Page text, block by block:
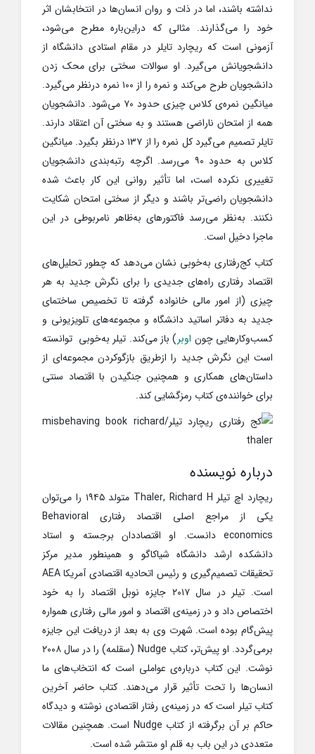
نداشته باشند، اما در ذات و روان انسان‌ها در انتخابشان اثر
خود را می‌گذارند. مثالی که دراین‌باره مطرح می‌شود،
آزمونی است که ریچارد تایلر در مقام استادی دانشگاه از
دانشجویانش می‌گیرد. او سوالات سختی برای محک زدن
دانشجویان طرح می‌کند و نمره را از ۱۰۰ نمره درنظر می‌گیرد.
میانگین نمره‌ی کلاس چیزی حدود ۷۰ می‌شود. دانشجویان
همه از امتحان ناراضی هستند و به سختی آن اعتقاد دارند.
تایلر تصمیم می‌گیرد کل نمره را از ۱۳۷ درنظر بگیرد. میانگین
کلاس به حدود ۹۰ می‌رسد. اگرچه رتبه‌بندی دانشجویان
تغییری نکرده است، اما تأثیر روانی این کار باعث شده
دانشجویان راضی‌تر باشند و دیگر از سختی امتحان شکایت
نکنند. به‌نظر می‌رسد فاکتورهای به‌ظاهر نامربوطی در این
ماجرا دخیل است.
کتاب کج‌رفتاری به‌خوبی نشان می‌دهد که چطور تحلیل‌های
اقتصاد رفتاری راه‌های جدیدی را برای نگرش جدید به هر
چیزی (از امور مالی خانواده گرفته تا تخصیص ساختمای
جدید به دفاتر اساتید دانشگاه و مجموعه‌های تلویزیونی و
کسب‌وکارهایی چون اوبر) باز می‌کند. تیلر به‌خوبی توانسته
است این نگرش جدید را ازطریق بازگوکردن مجموعه‌ای از
داستان‌های همکاری و همچنین جنگیدن با اقتصاد سنتی
برای خواننده‌ی کتاب رمزگشایی کند.
درباره نویسنده
ریچارد اچ تیلر Thaler, Richard H متولد ۱۹۴۵ را می‌توان
یکی از مراجع اصلی اقتصاد رفتاری Behavioral
economics دانست. او اقتصاددان برجسته و استاد
دانشکده ارشد دانشگاه شیاکاگو و همینطور مدیر مرکز
تحقیقات تصمیم‌گیری و رئیس اتحادیه اقتصادی آمریکا AEA
است. تیلر در سال ۲۰۱۷ جایزه نوبل اقتصاد را به خود
اختصاص داد و در زمینه‌ی اقتصاد و امور مالی رفتاری همواره
پیش‌گام بوده است. شهرت وی به بعد از دریافت این جایزه
برمی‌گردد. او پیش‌تر، کتاب Nudge (سقلمه) را در سال ۲۰۰۸
نوشت. این کتاب درباره‌ی عواملی است که انتخاب‌های ما
انسان‌ها را تحت تأثیر قرار می‌دهند. کتاب حاضر آخرین
کتاب تیلر است که در زمینه‌ی رفتار اقتصادی نوشته و دیدگاه
حاکم بر آن برگرفته از کتاب Nudge است. همچنین مقالات
متعددی در این باب به قلم او منتشر شده است.